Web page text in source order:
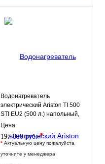
Водонагреватель
электрический Ariston TI 500
STI EU2 (500 л.) напольный,
ТЭН 6 кВт.
Цена:
197 890 руб.*
* Актуальную цену пожалуйста
уточните у менеджера